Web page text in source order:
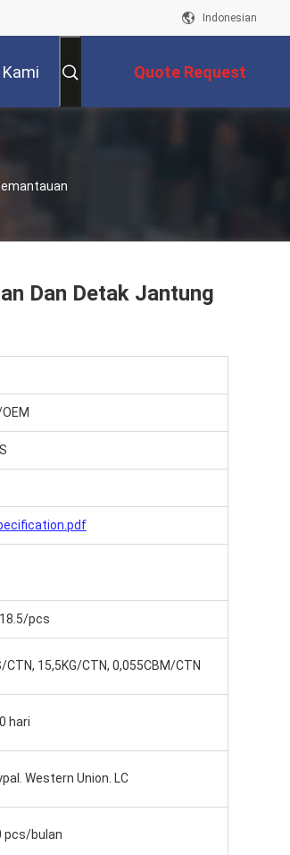
Indonesian
Quote Request
Dan Detak Jantung
pcs
CTN, 15,5KG/CTN, 0,055CBM/CTN
hari
Western Union. LC
pcs/bulan